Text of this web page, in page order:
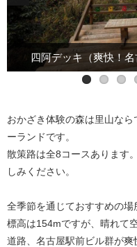
四阿デッキ（爽快！
八ツ木天が峯
250年前の古民家を移築
ました（イベント開催日
できます。ご
管理棟の
工作棟のトイレは広く整
交
クスノキ広
各散策路の案内版
竹馬や竹カッポン
薪の販売（サク
おかざき体験の森は里山な
ーランドです。
散策路は全8コースあります
しみください。
全季節を通じておすすめの場
標高は154mですが、晴れて
道路、名古屋駅前ビル群が爽